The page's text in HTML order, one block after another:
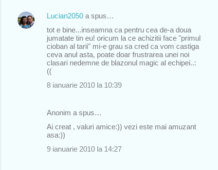
Lucian2050 a spus…
tot e bine...inseamna ca pentru cea de-a doua
jumatate tin eu! oricum la ce achizitii face "primul
cioban al tarii" mi-e grau sa cred ca vom castiga
ceva anul asta, poate doar frustrarea unei noi
clasari nedemne de blazonul magic al echipei..:
((
8 ianuarie 2010 la 10:39
Anonim a spus…
Ai creat , valuri amice:)) vezi este mai amuzant
asa:))
9 ianuarie 2010 la 14:27